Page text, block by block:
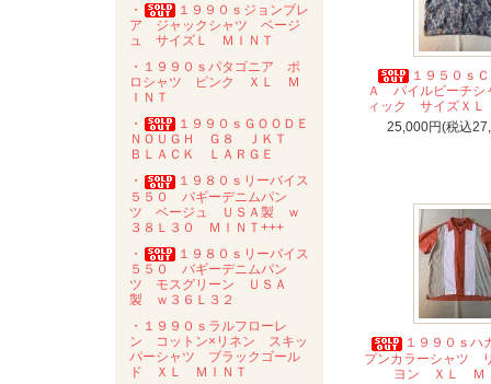
・
１９９０ｓジョンブレ
ア ジャックシャツ ベージ
ュ サイズＬ ＭＩＮＴ
・１９９０ｓパタゴニア ポ
ロシャツ ピンク ＸＬ Ｍ
ＩＮＴ
・
１９９０ｓＧＯＯＤＥ
ＮＯＵＧＨ Ｇ８ ＪＫＴ
ＢＬＡＣＫ ＬＡＲＧＥ
・
１９８０ｓリーバイス
５５０ バギーデニムパン
ツ ベージュ ＵＳＡ製 ｗ
３８Ｌ３０ ＭＩＮＴ+++
・
１９８０ｓリーバイス
５５０ バギーデニムパン
ツ モスグリーン ＵＳＡ
製 ｗ３６Ｌ３２
・１９９０ｓラルフローレ
ン コットン×リネン スキッ
パーシャツ ブラックゴール
ド ＸＬ ＭＩＮＴ
１９５０ｓ
Ａ パイルビーチ
ィック サイズＸ
25,000円(税込
１９９０ｓ
プンカラーシャツ
ヨン ＸＬ Ｍ